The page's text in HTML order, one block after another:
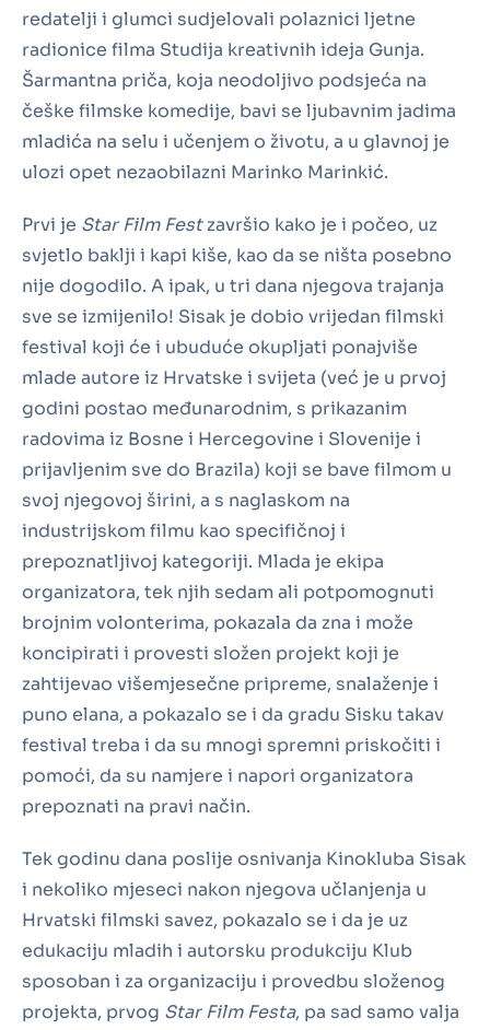
redatelji i glumci sudjelovali polaznici ljetne
radionice filma Studija kreativnih ideja Gunja.
Šarmantna priča, koja neodoljivo podsjeća na
češke filmske komedije, bavi se ljubavnim jadima
mladića na selu i učenjem o životu, a u glavnoj je
ulozi opet nezaobilazni Marinko Marinkić.
Prvi je Star Film Festzavršio kako je i počeo, uz
svjetlo baklji i kapi kiše, kao da se ništa posebno
nije dogodilo. A ipak, u tri dana njegova trajanja
sve se izmijenilo! Sisak je dobio vrijedan filmski
festival koji će i ubuduće okupljati ponajviše
mlade autore iz Hrvatske i svijeta (već je u prvoj
godini postao međunarodnim, s prikazanim
radovima iz Bosne i Hercegovine i Slovenije i
prijavljenim sve do Brazila) koji se bave filmom u
svoj njegovoj širini, a s naglaskom na
industrijskom filmu kao specifičnoj i
prepoznatljivoj kategoriji. Mlada je ekipa
organizatora, tek njih sedam ali potpomognuti
brojnim volonterima, pokazala da zna i može
koncipirati i provesti složen projekt koji je
zahtijevao višemjesečne pripreme, snalaženje i
puno elana, a pokazalo se i da gradu Sisku takav
festival treba i da su mnogi spremni priskočiti i
pomoći, da su namjere i napori organizatora
prepoznati na pravi način.
Tek godinu dana poslije osnivanja Kinokluba Sisak
i nekoliko mjeseci nakon njegova učlanjenja u
Hrvatski filmski savez, pokazalo se i da je uz
edukaciju mladih i autorsku produkciju Klub
sposoban i za organizaciju i provedbu složenog
projekta, prvog Star Film Festa, pa sad samo valja